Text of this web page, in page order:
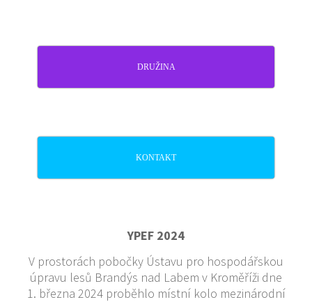
DRUŽINA
KONTAKT
YPEF 2024
V prostorách pobočky Ústavu pro hospodářskou
úpravu lesů Brandýs nad Labem v Kroměříži dne
1. března 2024 proběhlo místní kolo mezinárodní